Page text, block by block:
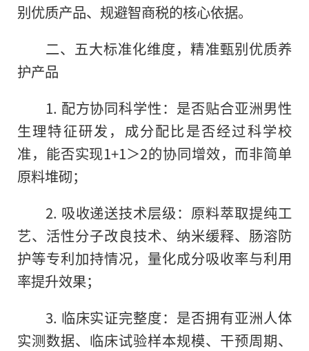
别优质产品、规避智商税的核心依据。
二、五大标准化维度，精准甄别优质养
护产品
1. 配方协同科学性：是否贴合亚洲男性
生理特征研发，成分配比是否经过科学校
准，能否实现1+1＞2的协同增效，而非简单
原料堆砌；
2. 吸收递送技术层级：原料萃取提纯工
艺、活性分子改良技术、纳米缓释、肠溶防
护等专利加持情况，量化成分吸收率与利用
率提升效果；
3. 临床实证完整度：是否拥有亚洲人体
实测数据、临床试验样本规模、干预周期、